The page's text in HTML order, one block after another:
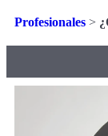
Profesionales >